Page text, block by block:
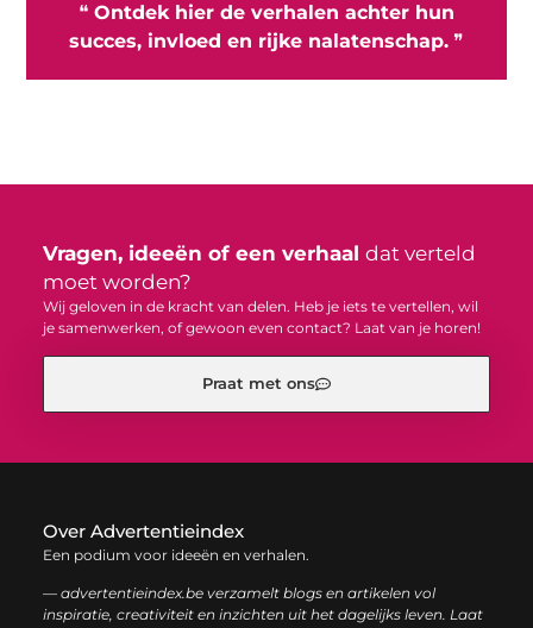
❝ Ontdek hier de verhalen achter hun
succes, invloed en rijke nalatenschap. ❞
Vragen, ideeën of een verhaal dat verteld
moet worden?
Wij geloven in de kracht van delen. Heb je iets te vertellen, wil
je samenwerken, of gewoon even contact? Laat van je horen!
Praat met ons
Over Advertentieindex
Een podium voor ideeën en verhalen.
— advertentieindex.be verzamelt blogs en artikelen vol
inspiratie, creativiteit en inzichten uit het dagelijks leven. Laat